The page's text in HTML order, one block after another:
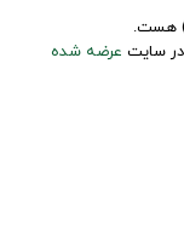
عرضه شده